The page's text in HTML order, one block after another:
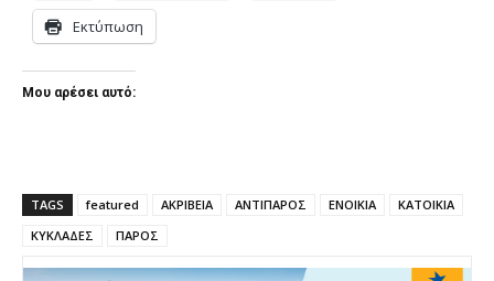
Εκτύπωση
Μου αρέσει αυτό:
TAGS featured ΑΚΡΙΒΕΙΑ ΑΝΤΙΠΑΡΟΣ ΕΝΟΙΚΙΑ
ΚΑΤΟΙΚΙΑ
ΚΥΚΛΑΔΕΣ
ΠΑΡΟΣ